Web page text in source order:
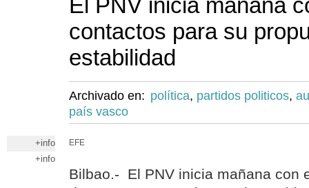
El PNV inicia mañana
contactos para su
estabilidad
Archivado en: política, partidos politicos,
país vasco
+info
+info
EFE
Bilbao.- El PNV inicia mañana con